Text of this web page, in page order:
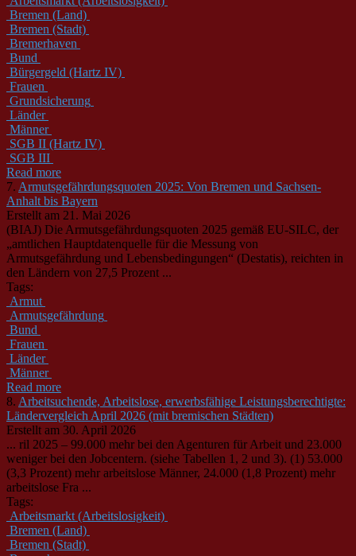
Bremen (Land)
Bremen (Stadt)
Bremerhaven
Bund
Bürgergeld (Hartz IV)
Frauen
Grundsicherung
Länder
Männer
SGB II (Hartz IV)
SGB III
Read more
7. Armutsgefährdungsquoten 2025: Von Bremen und Sachsen-
Anhalt bis Bayern
Erstellt am 21. Mai 2026
(BIAJ) Die Armutsgefährdungsquoten 2025 gemäß EU-SILC, der
„amtlichen Hauptdatenquelle für die Messung von
Armutsgefährdung und Lebensbedingungen“ (Destatis), reichten in
den Ländern von 27,5 Prozent ...
Tags:
Armut
Armutsgefährdung
Bund
Frauen
Länder
Männer
Read more
8. Arbeitsuchende, Arbeitslose, erwerbsfähige Leistungsberechtigte:
Ländervergleich April 2026 (mit bremischen Städten)
Erstellt am 30. April 2026
... ril 2025 – 99.000 mehr bei den Agenturen für Arbeit und 23.000
weniger bei den Jobcentern. (siehe Tabellen 1, 2 und 3). (1) 53.000
(3,3 Prozent) mehr arbeitslose Männer, 24.000 (1,8 Prozent) mehr
arbeitslose Fra ...
Tags:
Arbeitsmarkt (Arbeitslosigkeit)
Bremen (Land)
Bremen (Stadt)